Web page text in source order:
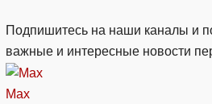
Подпишитесь на наши каналы и
важные и интересные новости
Max